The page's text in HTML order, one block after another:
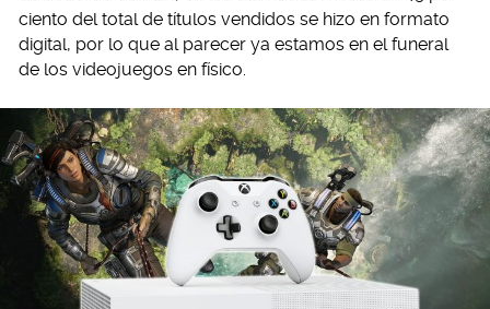
ciento del total de títulos vendidos se hizo en formato
digital, por lo que al parecer ya estamos en el funeral
de los videojuegos en físico.